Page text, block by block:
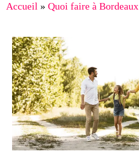
Accueil » Quoi faire à Bordeaux